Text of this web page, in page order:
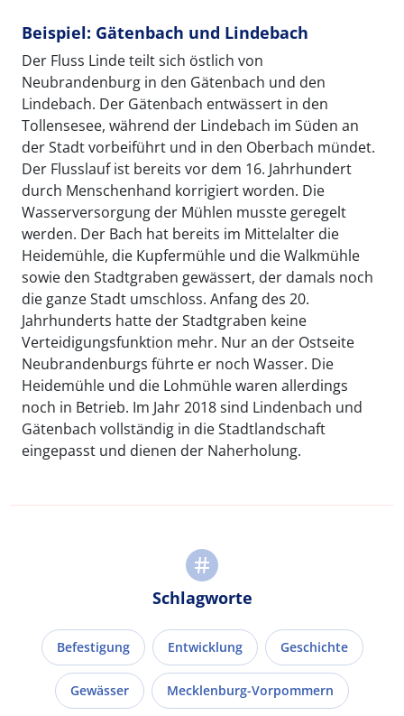
Beispiel: Gätenbach und Lindebach
Der Fluss Linde teilt sich östlich von
Neubrandenburg in den Gätenbach und den
Lindebach. Der Gätenbach entwässert in den
Tollensesee, während der Lindebach im Süden an
der Stadt vorbeiführt und in den Oberbach mündet.
Der Flusslauf ist bereits vor dem 16. Jahrhundert
durch Menschenhand korrigiert worden. Die
Wasserversorgung der Mühlen musste geregelt
werden. Der Bach hat bereits im Mittelalter die
Heidemühle, die Kupfermühle und die Walkmühle
sowie den Stadtgraben gewässert, der damals noch
die ganze Stadt umschloss. Anfang des 20.
Jahrhunderts hatte der Stadtgraben keine
Verteidigungsfunktion mehr. Nur an der Ostseite
Neubrandenburgs führte er noch Wasser. Die
Heidemühle und die Lohmühle waren allerdings
noch in Betrieb. Im Jahr 2018 sind Lindenbach und
Gätenbach vollständig in die Stadtlandschaft
eingepasst und dienen der Naherholung.
Schlagworte
Befestigung Entwicklung Geschichte
Gewässer Mecklenburg-Vorpommern